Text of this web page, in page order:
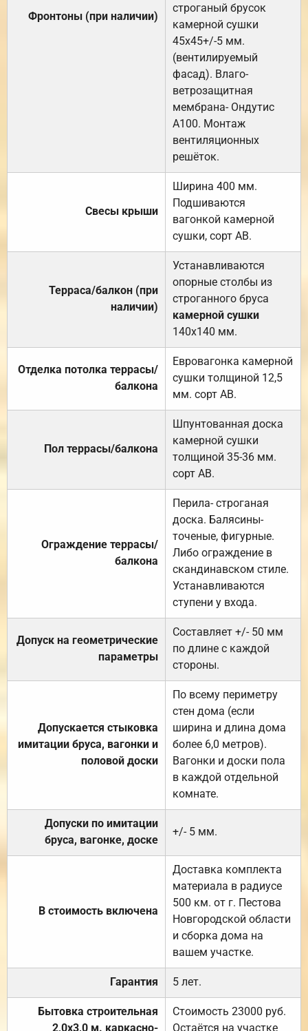
Фронтоны (при наличии)
строганый брусок
камерной сушки
45х45+/-5 мм.
(вентилируемый
фасад). Влаго-
ветрозащитная
мембрана- Ондутис
А100. Монтаж
вентиляционных
решёток.
Свесы крыши
Ширина 400 мм.
Подшиваются
вагонкой камерной
сушки, сорт АВ.
Терраса/балкон (при
наличии)
Устанавливаются
опорные столбы из
строганного бруса
камерной сушки
140х140 мм.
Отделка потолка террасы/
балкона
Евровагонка камерной
сушки толщиной 12,5
мм. сорт АВ.
Пол террасы/балкона
Шпунтованная доска
камерной сушки
толщиной 35-36 мм.
сорт АВ.
Ограждение террасы/
балкона
Перила- строганая
доска. Балясины-
точеные, фигурные.
Либо ограждение в
скандинавском стиле.
Устанавливаются
ступени у входа.
Допуск на геометрические
параметры
Составляет +/- 50 мм
по длине с каждой
стороны.
Допускается стыковка
имитации бруса, вагонки и
половой доски
По всему периметру
стен дома (если
ширина и длина дома
более 6,0 метров).
Вагонки и доски пола
в каждой отдельной
комнате.
Допуски по имитации
бруса, вагонке, доске
+/- 5 мм.
В стоимость включена
Доставка комплекта
материала в радиусе
500 км. от г. Пестова
Новгородской области
и сборка дома на
вашем участке.
Гарантия 5 лет.
Бытовка строительная
2,0х3,0 м. каркасно-
Стоимость 23000 руб.
Остаётся на участке